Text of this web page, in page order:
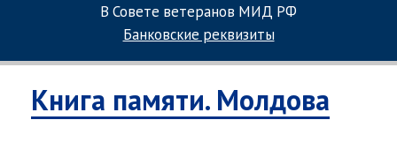
В Совете ветеранов МИД РФ
Банковские реквизиты
Книга памяти. Молдова